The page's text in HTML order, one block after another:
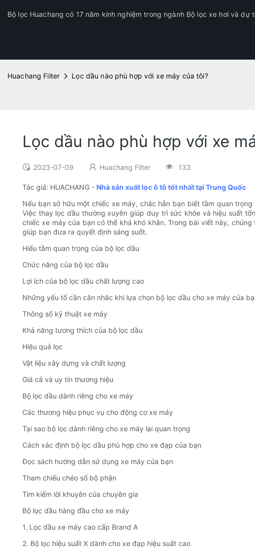
Bộ lọc Huachang có 17 năm kinh nghiệm trong ngành Bộ lọc xe hơi và dự
Huachang Filter Lọc dầu nào phù hợp với xe máy của tôi?
Lọc dầu nào phù hợp với xe
2023-07-09 Huachang Filter 133
Tác giả: HUACHANG - Nhà sản xuất lọc ô tô tốt nhất tại Trung Quốc
Nếu bạn sở hữu một chiếc xe máy, chắc hẳn bạn biết tầm quan
Việc thay lọc dầu thường xuyên giúp duy trì sức khỏe và hiệu suất
chiếc xe máy của bạn có thể khá khó khăn. Trong bài viết này,
giúp bạn đưa ra quyết định sáng suốt.
Hiểu tầm quan trọng của bộ lọc dầu
Chức năng của bộ lọc dầu
Lợi ích của bộ lọc dầu chất lượng cao
Những yếu tố cần cân nhắc khi lựa chọn bộ lọc dầu cho xe máy của
Thông số kỹ thuật xe máy
Khả năng tương thích của bộ lọc dầu
Hiệu quả lọc
Vật liệu xây dựng và chất lượng
Giá cả và uy tín thương hiệu
Bộ lọc dầu dành riêng cho xe máy
Các thương hiệu phục vụ cho động cơ xe máy
Tại sao bộ lọc dành riêng cho xe máy lại quan trọng
Cách xác định bộ lọc dầu phù hợp cho xe đạp của bạn
Đọc sách hướng dẫn sử dụng xe máy của bạn
Tham chiếu chéo số bộ phận
Tìm kiếm lời khuyên của chuyên gia
Bộ lọc dầu hàng đầu cho xe máy
1. Lọc dầu xe máy cao cấp Brand A
2. Bộ lọc hiệu suất X dành cho xe đạp hiệu suất cao